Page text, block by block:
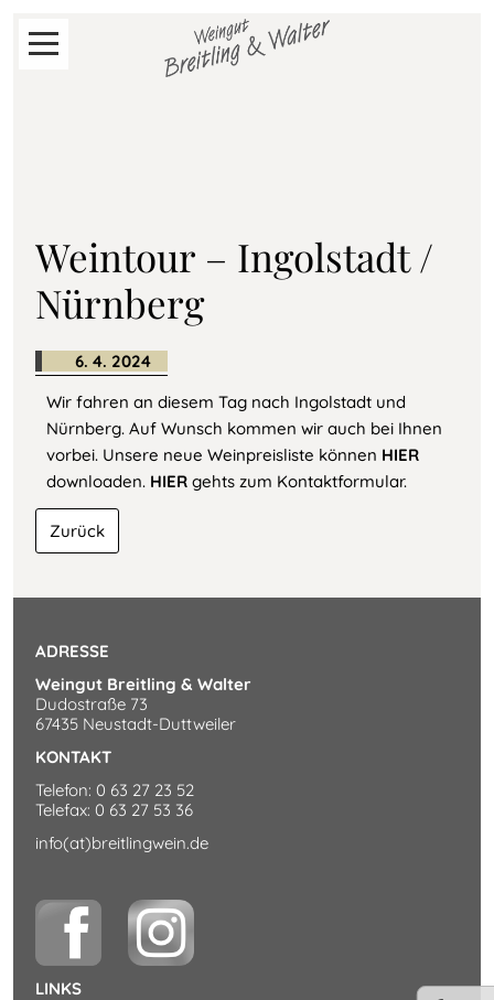
Navigation
Start
Shop
Aktuelle
Preislisten
Weingut
Die
Geschichte
Ferienwohnung
Buchungsanfrage
Umgebung
Kontakt
Weintour – Ingolstadt /
Nürnberg
6. 4. 2024
Wir fahren an diesem Tag nach Ingolstadt und
Nürnberg. Auf Wunsch kommen wir auch bei Ihnen
vorbei. Unsere neue Weinpreisliste können HIER
downloaden. HIER gehts zum Kontaktformular.
Zurück
ADRESSE
Weingut Breitling & Walter
Dudostraße 73
67435 Neustadt-Duttweiler
KONTAKT
Telefon: 0 63 27 23 52
Telefax: 0 63 27 53 36
info(at)breitlingwein.de
LINKS